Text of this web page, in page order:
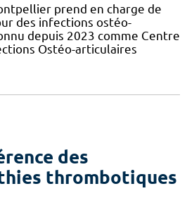
prend en charge de
des infections ostéo-
depuis 2023 comme Centre
Ostéo-articulaires
des
thrombotiques